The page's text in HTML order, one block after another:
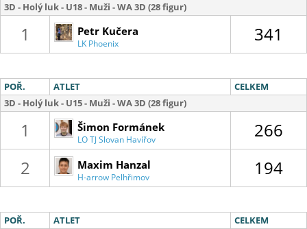
3D - Holý luk - U18 - Muži - WA 3D (28 figur)
1 Petr Kučera
LK Phoenix
Kostelec
341
POŘ. ATLET
CELKEM
3D - Holý luk - U15 - Muži - WA 3D (28 figur)
1 Šimon Formánek
LO TJ Slovan Havířov
266
2
Maxim Hanzal
H-arrow Pelhřimov 194
POŘ. ATLET
CELKEM